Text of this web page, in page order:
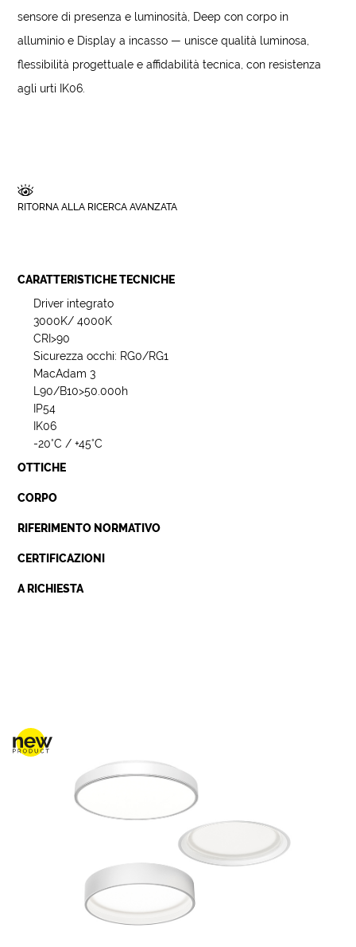
sensore di presenza e luminosità, Deep con corpo in
alluminio e Display a incasso — unisce qualità luminosa,
flessibilità progettuale e affidabilità tecnica, con resistenza
agli urti IK06.
RITORNA ALLA RICERCA AVANZATA
CARATTERISTICHE TECNICHE
Driver integrato
3000K/ 4000K
CRI>90
Sicurezza occhi: RG0/RG1
MacAdam 3
L90/B10>50.000h
IP54
IK06
-20°C / +45°C
OTTICHE
CORPO
RIFERIMENTO NORMATIVO
CERTIFICAZIONI
A RICHIESTA